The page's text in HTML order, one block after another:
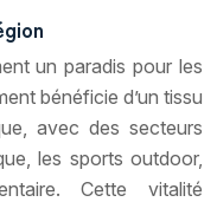
un paradis pour les
bénéficie d’un tissu
avec des secteurs
les sports outdoor,
Cette vitalité